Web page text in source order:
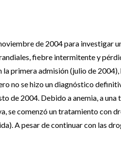
de 2004 para investigar
fiebre intermitente y
la primera admisión (julio de
no se hizo un diagnóstico
de 2004. Debido a anemia, a una
se comenzó un tratamiento con
A pesar de continuar con las